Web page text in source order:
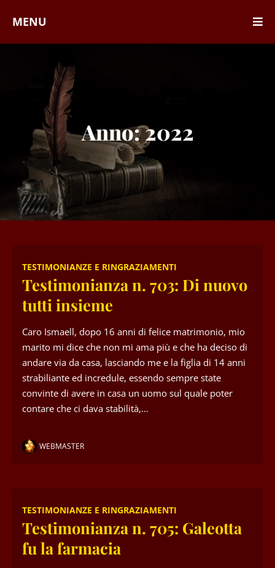
MENU
Anno:2022
TESTIMONIANZE E RINGRAZIAMENTI
Testimonianza n. 703: Di nuovo
tutti insieme
Caro Ismaell, dopo 16 anni di felice matrimonio, mio
marito mi dice che non mi ama più e che ha deciso di
andare via da casa, lasciando me e la figlia di 14 anni
strabiliante ed incredule, essendo sempre state
convinte di avere in casa un uomo sul quale poter
contare che ci dava stabilità,…
WEBMASTER
TESTIMONIANZE E RINGRAZIAMENTI
Testimonianza n. 705: Galeotta
fu la farmacia